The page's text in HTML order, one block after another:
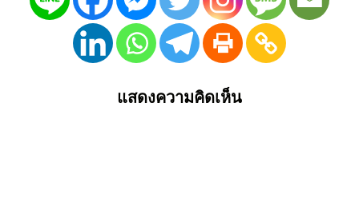
แสดงความคิดเห็น